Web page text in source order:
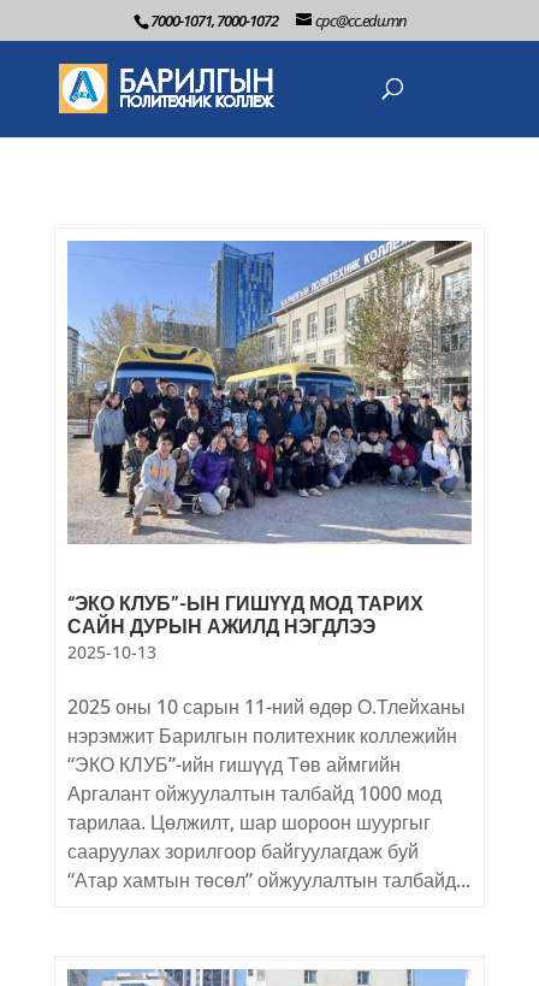
7000-1071, 7000-1072 cpc@cc.edu.mn
“ЭКО КЛУБ”-ЫН ГИШҮҮД МОД ТАРИХ
САЙН ДУРЫН АЖИЛД НЭГДЛЭЭ
2025-10-13
2025 оны 10 сарын 11-ний өдөр О.Тлейханы
нэрэмжит Барилгын политехник коллежийн
“ЭКО КЛУБ”-ийн гишүүд Төв аймгийн
Аргалант ойжуулалтын талбайд 1000 мод
тарилаа. Цөлжилт, шар шороон шуургыг
сааруулах зорилгоор байгуулагдаж буй
“Атар хамтын төсөл” ойжуулалтын талбайд...